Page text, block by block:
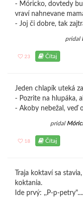
- Móricko, dovtedy
vraví nahnevane
- Joj či dobre, tak
pridal
23 Čítaj
Jeden chlapík uteká
- Pozrite na hlupáka,
- Akoby nebežal, veď
pridal
18 Čítaj
Traja koktaví sa
koktania.
Ide prvý: ,,P-p-